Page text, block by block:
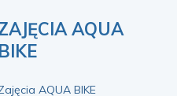
AQUA
BIKE
AQUA BIKE